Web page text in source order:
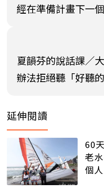
經在準備計畫下一
夏韻芬的說話課／
辦法拒絕聽「好聽的
延伸閱讀
60
老
個